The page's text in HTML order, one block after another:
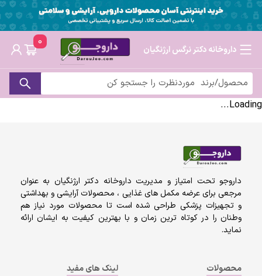
داروخانه دکتر نرگس ارژنگیان
0
Loading...
داروجو تحت امتیاز و مدیریت داروخانه دکتر ارژنگیان به عنوان
مرجعی برای عرضه مکمل های غذایی ، محصولات آرایشی و بهداشتی
و تجهیزات پزشکی طراحی شده است تا محصولات مورد نیاز هم
وطنان را در کوتاه ترین زمان و با بهترین کیفیت به ایشان ارائه
نماید.
محصولات لینک های مفید